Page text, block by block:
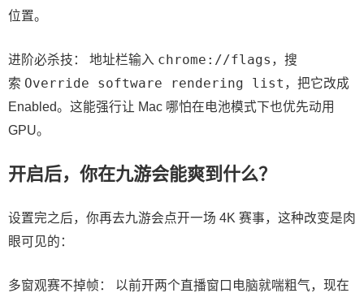
位置。
进阶必杀技： 地址栏输入 chrome://flags ，搜
索 Override software rendering list ，把它改成
Enabled。这能强行让 Mac 哪怕在电池模式下也优先动用
GPU。
开启后，你在九游会能爽到什么？
设置完之后，你再去九游会点开一场 4K 赛事，这种改变是肉
眼可见的：
多窗观赛不掉帧： 以前开两个直播窗口电脑就喘粗气，现在